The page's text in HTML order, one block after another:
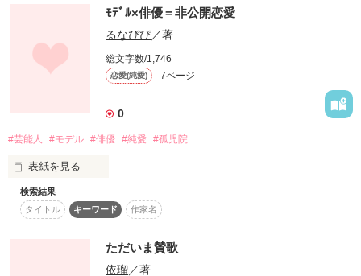
また、素人が描いた作品になりますので、文字が、おかしいと
ころなどが、出てくるかと思いますが、優しい目で見ていただ
けたら幸いに思います。
医療に付きましても、Dr.では、ありませんので、正しくないか
もしれません。多少は、調べたりして、描かせて頂きますが、
実査と、違いましても気にさないでいただきたいと思います。
ﾓﾃﾞﾙ×俳優＝非公開恋愛
るなぴぴ／著
総文字数/1,746
恋愛(純愛) 7ページ
0
#芸能人 #モデル #俳優 #純愛 #孤児院
表紙を見る
Tiara 専属ﾓﾃﾞﾙ
検索結果
タイトル
キーワード 作家名
ただいま賛歌
依瑠／著